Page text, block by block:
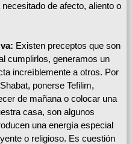
de afecto, aliento o
Existen preceptos que son
cumplirlos, generamos un
increíblemente a otros. Por
ponerse Tefilim,
de mañana o colocar una
casa, son algunos
una energía especial
o religioso. Es cuestión